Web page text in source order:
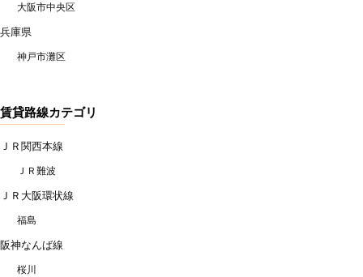
大阪市中央区
兵庫県
神戸市灘区
賃貸路線カテゴリ
ＪＲ関西本線
ＪＲ難波
ＪＲ大阪環状線
福島
阪神なんば線
桜川